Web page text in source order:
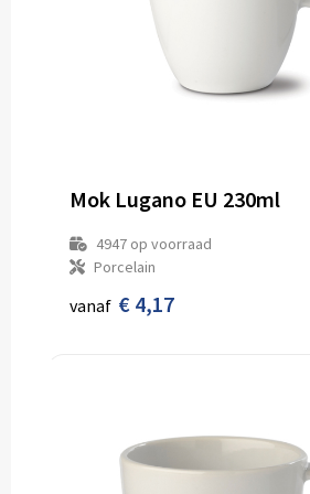
Mok Lugano EU 230ml
4947op voorraad
Porcelain
vanaf € 4,17